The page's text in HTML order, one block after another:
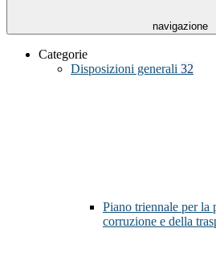
navigazione
Categorie
Disposizioni generali 32
Piano triennale per la
corruzione e della